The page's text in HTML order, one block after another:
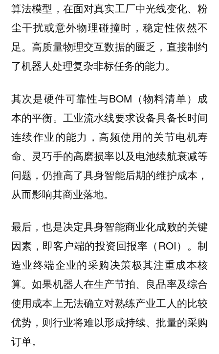
算法模型，在面对真实工厂中光线变化、粉
尘干扰或意外物理碰撞时，稳定性依然不
足。高质量物理交互数据的匮乏，直接制约
了机器人处理复杂非标任务的能力。
其次是硬件可靠性与BOM（物料清单）成
本的平衡。工业流水线要求设备具备长时间
连续作业的能力，高频使用的关节电机寿
命、灵巧手的高磨损率以及电池续航衰减等
问题，仍推高了具身智能后期的维护成本，
从而影响其商业落地。
最后，也是决定具身智能商业化成败的关键
因素，即客户端的投资回报率（ROI）。制
造业终端企业的采购决策极其注重成本核
算。如果机器人在生产节拍、良品率及综合
使用成本上无法确立对熟练产业工人的比较
优势，则行业将难以形成持续、批量的采购
订单。